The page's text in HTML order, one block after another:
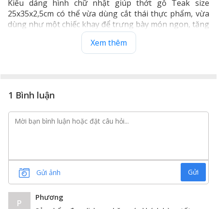
Kiểu dáng hình chữ nhật giúp thớt gỗ Teak size
25x35x2,5cm có thể vừa dùng cắt thái thực phẩm, vừa
dùng như một chiếc khay để trưng bày món ngon, tăng
Thớt gỗ Teak hình chữ nhật 25x35x2,5cm rất phù hợp
với gia đình 4-5 người
Xem thêm
1 Bình luận
Gửi ảnh Gửi
P
Phương